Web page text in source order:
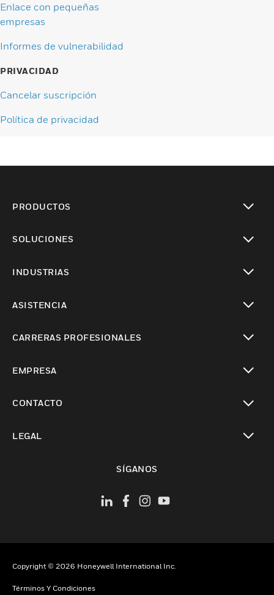
Enlace con pequeñas
empresas
Informes de vulnerabilidad
PRIVACIDAD
Cancelar suscripción
Política de privacidad
PRODUCTOS
SOLUCIONES
INDUSTRIAS
ASISTENCIA
CARRERAS PROFESIONALES
EMPRESA
CONTACTO
LEGAL
SÍGANOS
Copyright © 2026 Honeywell International Inc.
Términos Y Condiciones